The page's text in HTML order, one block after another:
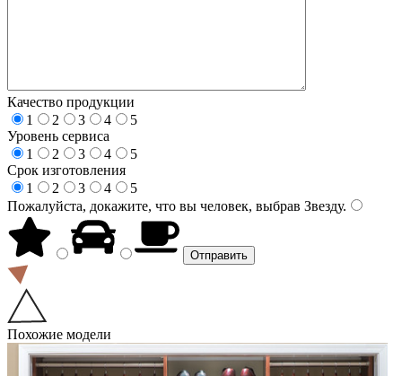
Качество продукции
1
2 3 4
5
Уровень сервиса
1
2 3 4
5
Срок изготовления
1
2 3 4
5
Пожалуйста, докажите, что вы человек, выбрав Звезду.
Похожие модели